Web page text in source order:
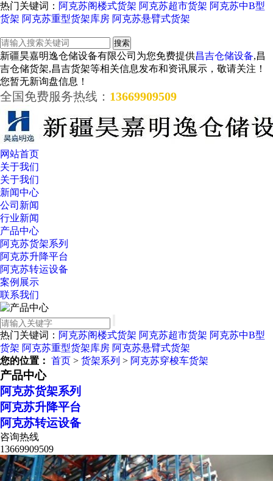
热门关键词： 阿克苏阁楼式货架 阿克苏超市货架 阿克苏中B型
货架 阿克苏重型货架库房 阿克苏悬臂式货架
新疆昊嘉明逸仓储设备有限公司为您免费提供昌吉仓储设备,昌
吉仓储货架,昌吉货架等相关信息发布和资讯展示，敬请关注！
您暂无新询盘信息！
全国免费服务热线： 13669909509
网站首页
关于我们
关于我们
新闻中心
公司新闻
行业新闻
产品中心
阿克苏货架系列
阿克苏升降平台
阿克苏转运设备
案例展示
联系我们
热门关键词： 阿克苏阁楼式货架 阿克苏超市货架 阿克苏中B型
货架 阿克苏重型货架库房 阿克苏悬臂式货架
您的位置： 首页 > 货架系列 > 阿克苏穿梭车货架
产品中心
阿克苏货架系列
阿克苏升降平台
阿克苏转运设备
咨询热线
13669909509